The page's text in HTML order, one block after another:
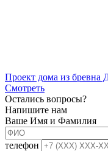
Проект дома из бревна
Смотреть
Остались вопросы?
Напишите нам
Ваше Имя и Фамилия
телефон